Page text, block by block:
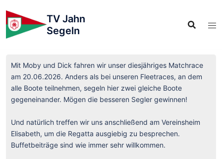
TV Jahn
Segeln
Mit Moby und Dick fahren wir unser diesjähriges Matchrace
am 20.06.2026. Anders als bei unseren Fleetraces, an dem
alle Boote teilnehmen, segeln hier zwei gleiche Boote
gegeneinander. Mögen die besseren Segler gewinnen!
Und natürlich treffen wir uns anschließend am Vereinsheim
Elisabeth, um die Regatta ausgiebig zu besprechen.
Buffetbeiträge sind wie immer sehr willkommen.